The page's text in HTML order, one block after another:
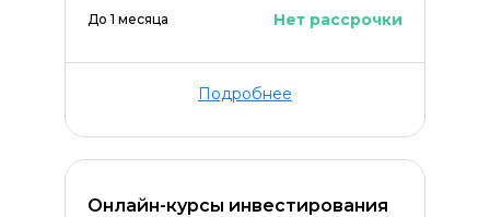
До 1 месяца Нет рассрочки
Подробнее
Онлайн-курсы инвестирования